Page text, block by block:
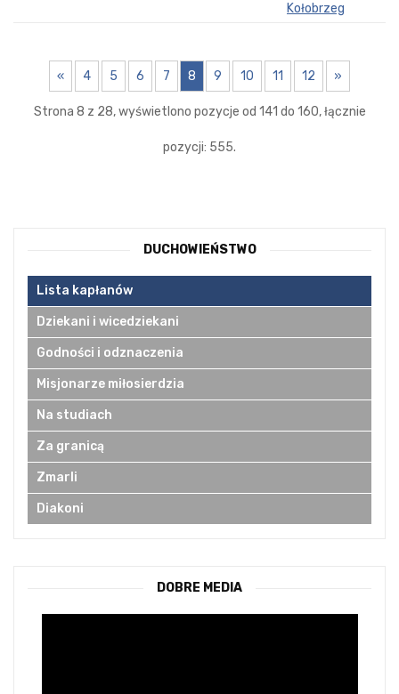
Kołobrzeg
« 4 5 6 7 8 9 10 11 12 »
Strona 8 z 28, wyświetlono pozycje od 141 do 160, łącznie
pozycji: 555.
DUCHOWIEŃSTWO
Lista kapłanów
Dziekani i wicedziekani
Godności i odznaczenia
Misjonarze miłosierdzia
Na studiach
Za granicą
Zmarli
Diakoni
DOBRE MEDIA